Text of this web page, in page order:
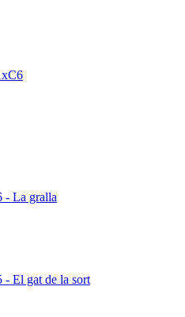
- La gralla
- El gat de la sort